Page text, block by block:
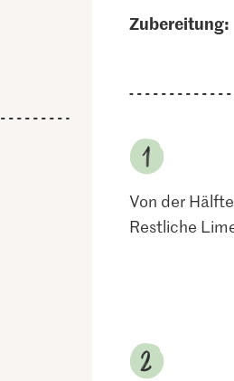
Zubereitung:
Von der
Restliche